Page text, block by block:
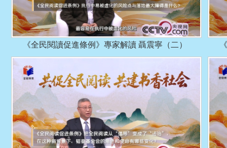
《全民閱讀促進條例》專家解讀 聶震寧（二）